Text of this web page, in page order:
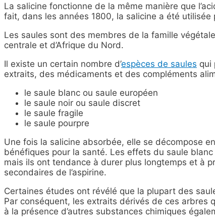
La salicine fonctionne de la même manière que
fait, dans les années 1800, la salicine a été utilisée
Les saules sont des membres de la famille
centrale et d’Afrique du Nord.
Il existe un certain nombre d’espèces de saules qui
extraits, des médicaments et des compléments
le saule blanc ou saule européen
le saule noir ou saule discret
le saule fragile
le saule pourpre
Une fois la salicine absorbée, elle se décompose
bénéfiques pour la santé. Les effets du saule
mais ils ont tendance à durer plus longtemps et à
secondaires de l’aspirine.
Certaines études ont révélé que la plupart des
Par conséquent, les extraits dérivés de ces arbres
à la présence d’autres substances chimiques